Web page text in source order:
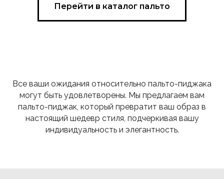
Перейти в каталог пальто
Все ваши ожидания относительно пальто-пиджака
могут быть удовлетворены. Мы предлагаем вам
пальто-пиджак, который превратит ваш образ в
настоящий шедевр стиля, подчеркивая вашу
индивидуальность и элегантность.